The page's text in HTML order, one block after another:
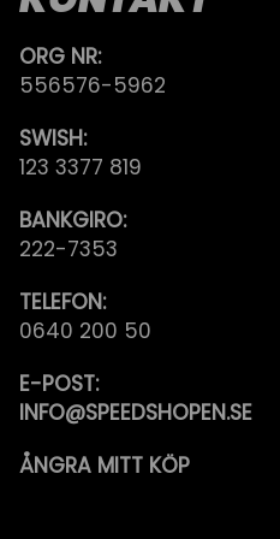
ORG NR:
556576-5962
SWISH:
123 3377 819
BANKGIRO:
222-7353
TELEFON:
0640 200 50
E-POST:
INFO@SPEEDSHOPEN.SE
ÅNGRA MITT KÖP